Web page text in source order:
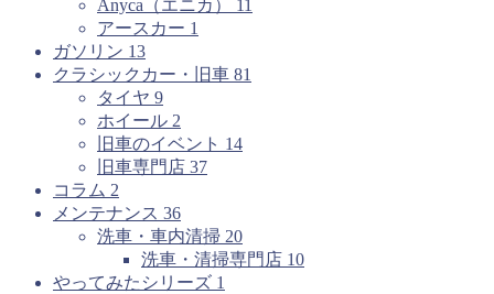
Anyca（エニカ） 11
アースカー 1
ガソリン 13
クラシックカー・旧車 81
タイヤ 9
ホイール 2
旧車のイベント 14
旧車専門店 37
コラム 2
メンテナンス 36
洗車・車内清掃 20
洗車・清掃専門店 10
やってみたシリーズ 1